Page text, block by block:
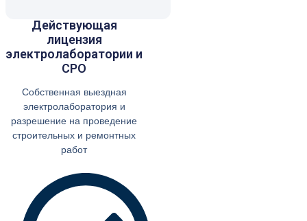
Действующая
лицензия
электролаборатории и
СРО
Собственная выездная
электролаборатория и
разрешение на проведение
строительных и ремонтных
работ